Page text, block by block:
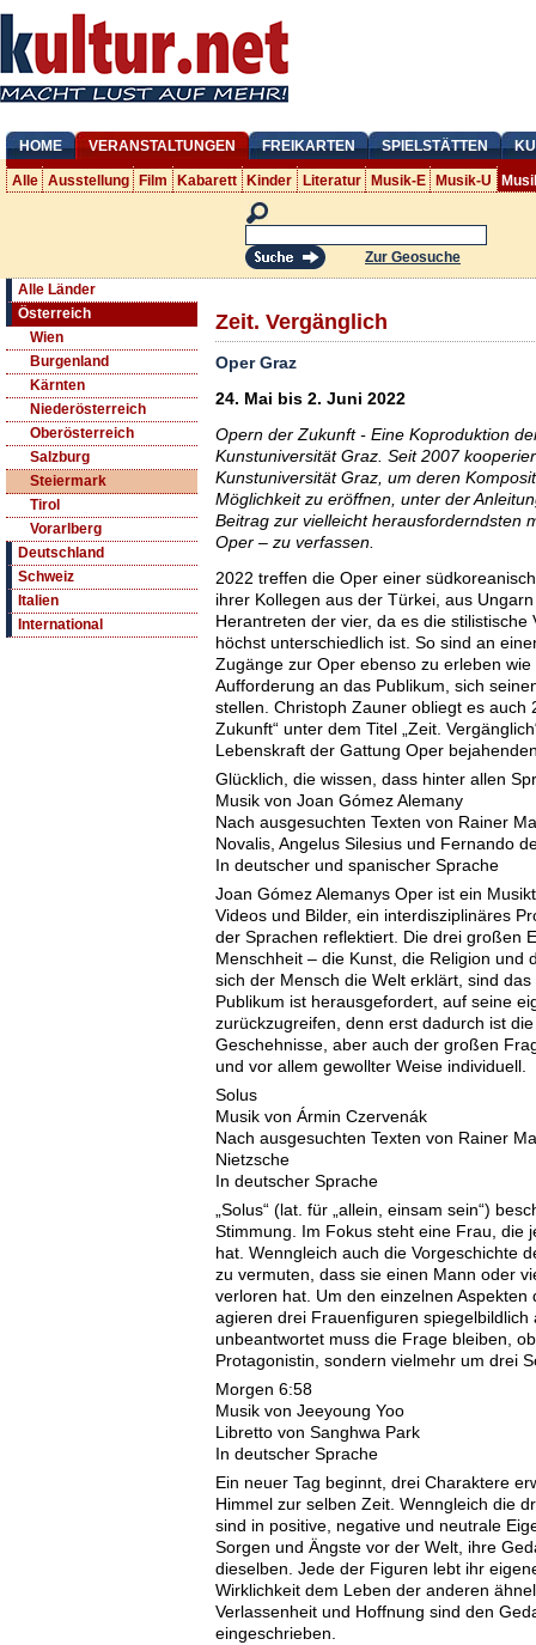
HOME VERANSTALTUNGEN FREIKARTEN SPIELSTÄTTEN
Alle Ausstellung Film Kabarett Kinder Literatur Musik-E Musik-U
Zur Geosuche
Alle Länder
Österreich
Wien
Burgenland
Kärnten
Niederösterreich
Oberösterreich
Salzburg
Steiermark
Tirol
Vorarlberg
Deutschland
Schweiz
Italien
International
Zeit. Vergänglich
Oper Graz
24. Mai bis 2. Juni 2022
Opern der Zukunft - Eine Koproduktion
Kunstuniversität Graz. Seit 2007
Kunstuniversität Graz, um deren
Möglichkeit zu eröffnen, unter der
Beitrag zur vielleicht herausforderndsten
Oper – zu verfassen.
2022 treffen die Oper einer
ihrer Kollegen aus der Türkei, aus
Herantreten der vier, da es die
höchst unterschiedlich ist. So sind an
Zugänge zur Oper ebenso zu erleben
Aufforderung an das Publikum, sich
stellen. Christoph Zauner obliegt es auch
Zukunft“ unter dem Titel „Zeit.
Lebenskraft der Gattung Oper
Glücklich, die wissen, dass hinter allen
Musik von Joan Gómez Alemany
Nach ausgesuchten Texten von Rainer
Novalis, Angelus Silesius und Fernando
In deutscher und spanischer Sprache
Joan Gómez Alemanys Oper ist ein
Videos und Bilder, ein interdisziplinäres
der Sprachen reflektiert. Die drei großen
Menschheit – die Kunst, die Religion und
sich der Mensch die Welt erklärt, sind
Publikum ist herausgefordert, auf seine
zurückzugreifen, denn erst dadurch ist
Geschehnisse, aber auch der großen
und vor allem gewollter Weise individuell.
Solus
Musik von Ármin Czervenák
Nach ausgesuchten Texten von Rainer
Nietzsche
In deutscher Sprache
„Solus“ (lat. für „allein, einsam sein“)
Stimmung. Im Fokus steht eine Frau, die
hat. Wenngleich auch die Vorgeschichte
zu vermuten, dass sie einen Mann oder
verloren hat. Um den einzelnen
agieren drei Frauenfiguren spiegelbildlich
unbeantwortet muss die Frage bleiben,
Protagonistin, sondern vielmehr um drei
Morgen 6:58
Musik von Jeeyoung Yoo
Libretto von Sanghwa Park
In deutscher Sprache
Ein neuer Tag beginnt, drei Charaktere
Himmel zur selben Zeit. Wenngleich die
sind in positive, negative und neutrale
Sorgen und Ängste vor der Welt, ihre
dieselben. Jede der Figuren lebt ihr
Wirklichkeit dem Leben der anderen
Verlassenheit und Hoffnung sind den
eingeschrieben.